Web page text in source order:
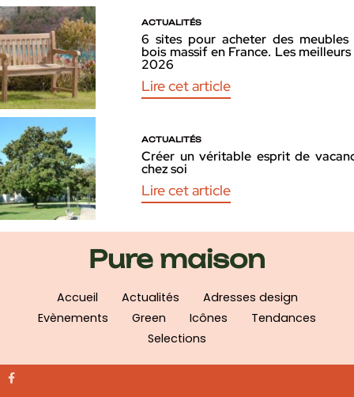
ACTUALITÉS
6 sites pour acheter des meubles
bois massif en France. Les
2026
Lire cet article
ACTUALITÉS
Créer un véritable esprit de
chez soi
Lire cet article
Pure maison
Accueil Actualités
Adresses design
Evènements
Green Icônes
Tendances
Selections